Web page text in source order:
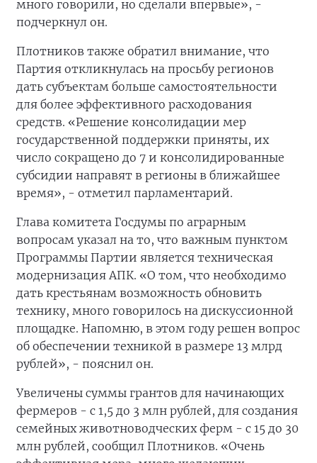
много говорили, но сделали впервые», -
подчеркнул он.
Плотников также обратил внимание, что
Партия откликнулась на просьбу регионов
дать субъектам больше самостоятельности
для более эффективного расходования
средств. «Решение консолидации мер
государственной поддержки приняты, их
число сокращено до 7 и консолидированные
субсидии направят в регионы в ближайшее
время», - отметил парламентарий.
Глава комитета Госдумы по аграрным
вопросам указал на то, что важным пунктом
Программы Партии является техническая
модернизация АПК. «О том, что необходимо
дать крестьянам возможность обновить
технику, много говорилось на дискуссионной
площадке. Напомню, в этом году решен вопрос
об обеспечении техникой в размере 13 млрд
рублей», - пояснил он.
Увеличены суммы грантов для начинающих
фермеров - с 1,5 до 3 млн рублей, для создания
семейных животноводческих ферм - с 15 до 30
млн рублей, сообщил Плотников. «Очень